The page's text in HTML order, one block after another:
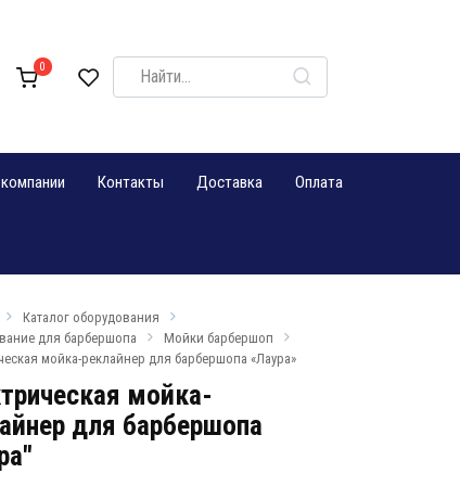
0
Search
for:
Контакты Доставка Оплата
Каталог оборудования
для барбершопа
Мойки барбершоп
мойка-реклайнер для барбершопа «Лаура»
мойка-
для барбершопа